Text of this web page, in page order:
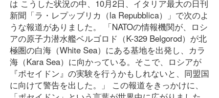
は こうした状況の中、10月2日、イタリア最大の日刊
新聞「ラ・レプッブリカ（la Repubblica）」で次のよ
うな報道がありました。 「NATOの情報機関が、ロシ
アの原子力潜水艦ベルゴロド（K-329 Belgorod）が北
極圏の白海（White Sea）にある基地を出発し、カラ
海（Kara Sea）に向かっている。そこで、ロシアが
『ポセイドン』の実験を行うかもしれないと、同盟国
に向けて警告を出した。」 この報道をきっかけに、